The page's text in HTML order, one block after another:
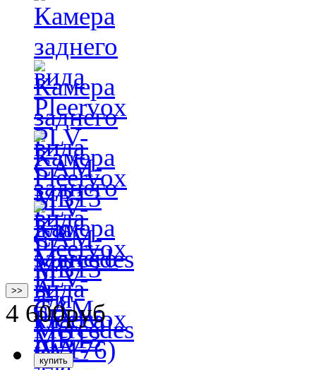
>>
4 600руб